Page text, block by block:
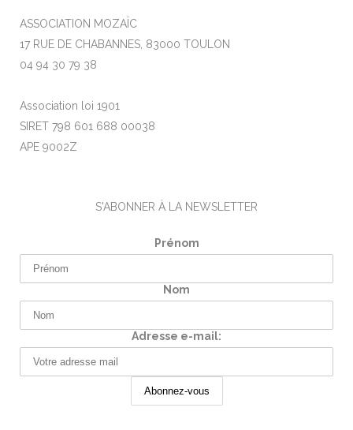
ASSOCIATION MOZAÏC
17 RUE DE CHABANNES, 83000 TOULON
04 94 30 79 38
Association loi 1901
SIRET 798 601 688 00038
APE 9002Z
S'ABONNER À LA NEWSLETTER
Prénom
Nom
Adresse e-mail: